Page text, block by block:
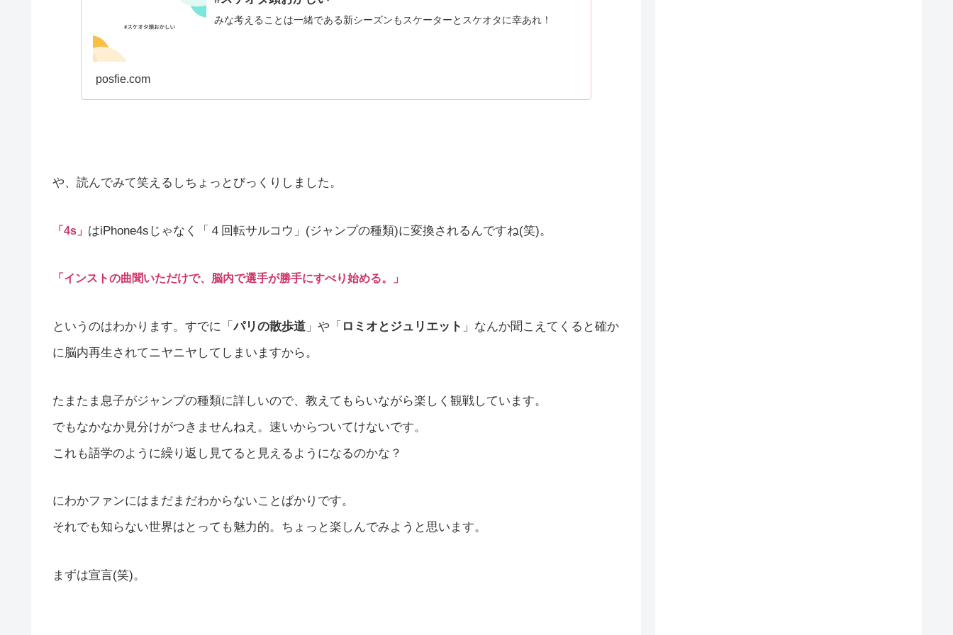
みな考えることは一緒である新シーズンもスケーターとスケオタに幸あれ！
posfie.com
や、読んでみて笑えるしちょっとびっくりしました。
「4s」 はiPhone4sじゃなく「４回転サルコウ」(ジャンプの種類)に変換されるんですね(笑)。
「インストの曲聞いただけで、脳内で選手が勝手にすべり始める。」
というのはわかります。すでに「パリの散歩道 」や「 ロミオとジュリエット 」なんか聞こえてくると確か
に脳内再生されてニヤニヤしてしまいますから。
たまたま息子がジャンプの種類に詳しいので、教えてもらいながら楽しく観戦しています。
でもなかなか見分けがつきませんねえ。速いからついてけないです。
これも語学のように繰り返し見てると見えるようになるのかな？
にわかファンにはまだまだわからないことばかりです。
それでも知らない世界はとっても魅力的。ちょっと楽しんでみようと思います。
まずは宣言(笑)。